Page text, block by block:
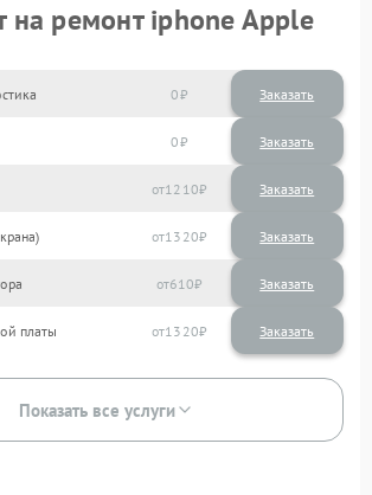
на ремонт iphone Apple
0 Заказать
0 Заказать
1210
1320
610
платы 1320
Показать все услуги